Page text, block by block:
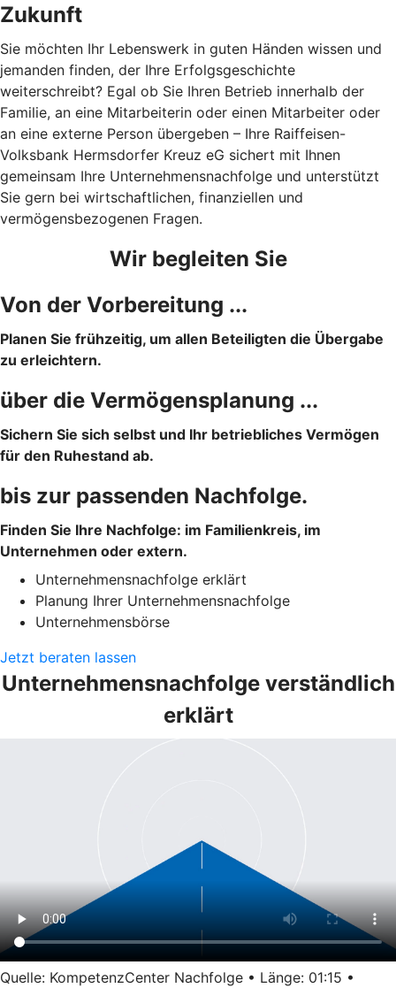
Zukunft
Sie möchten Ihr Lebenswerk in guten Händen wissen und
jemanden finden, der Ihre Erfolgsgeschichte
weiterschreibt? Egal ob Sie Ihren Betrieb innerhalb der
Familie, an eine Mitarbeiterin oder einen Mitarbeiter oder
an eine externe Person übergeben – Ihre Raiffeisen-
Volksbank Hermsdorfer Kreuz eG sichert mit Ihnen
gemeinsam Ihre Unternehmensnachfolge und unterstützt
Sie gern bei wirtschaftlichen, finanziellen und
vermögensbezogenen Fragen.
Wir begleiten Sie
Von der Vorbereitung ...
Planen Sie frühzeitig, um allen Beteiligten die Übergabe
zu erleichtern.
über die Vermögensplanung ...
Sichern Sie sich selbst und Ihr betriebliches Vermögen
für den Ruhestand ab.
bis zur passenden Nachfolge.
Finden Sie Ihre Nachfolge: im Familienkreis, im
Unternehmen oder extern.
Unternehmensnachfolge erklärt
Planung Ihrer Unternehmensnachfolge
Unternehmensbörse
Jetzt beraten lassen
Unternehmensnachfolge verständlich
erklärt
Quelle: KompetenzCenter Nachfolge • Länge: 01:15 •